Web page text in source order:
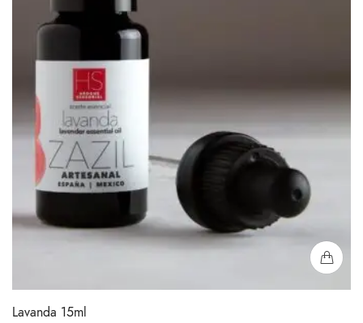
Lavanda 15ml